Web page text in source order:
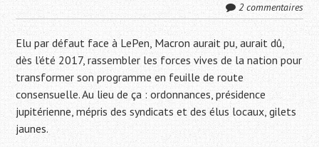
2 commentaires
Elu par défaut face à LePen, Macron aurait pu, aurait dû,
dès l’été 2017, rassembler les forces vives de la nation pour
transformer son programme en feuille de route
consensuelle. Au lieu de ça : ordonnances, présidence
jupitérienne, mépris des syndicats et des élus locaux, gilets
jaunes.